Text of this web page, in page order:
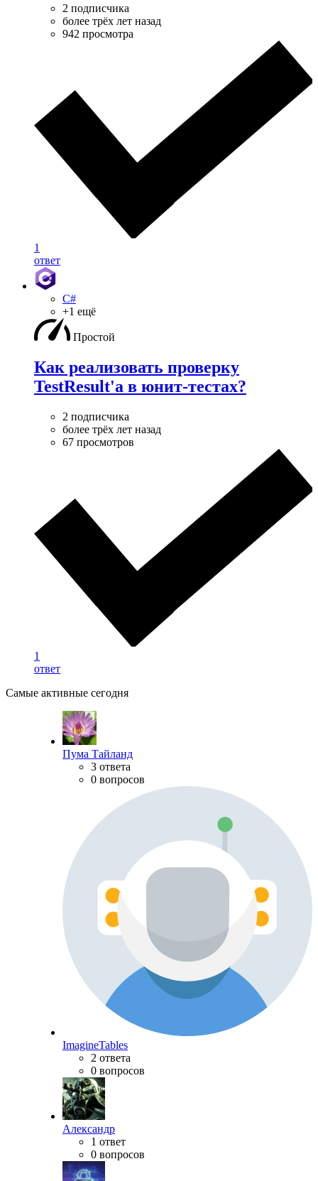
2 подписчика
более трёх лет назад
942 просмотра
1
ответ
C#
+1 ещё
Простой
Как реализовать проверку
TestResult'а в юнит-тестах?
2 подписчика
более трёх лет назад
67 просмотров
1
ответ
Самые активные сегодня
Пума Тайланд
3 ответа
0 вопросов
ImagineTables
2 ответа
0 вопросов
Александр
1 ответ
0 вопросов